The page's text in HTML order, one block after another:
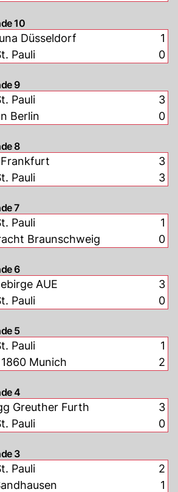
10
Düsseldorf
Pauli
1
0
9
Pauli
Berlin
3
0
8
Frankfurt
Pauli
3
3
7
Pauli
Braunschweig
1
0
6
AUE
Pauli
3
0
5
Pauli
Munich
1
2
4
Greuther Furth
Pauli
3
0
3
Pauli
2
1